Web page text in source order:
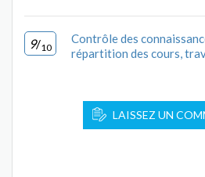
9/10
Contrôle des
répartition des cours,
LAISSEZ UN